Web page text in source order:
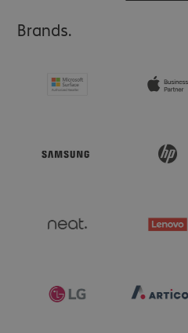
Brands.